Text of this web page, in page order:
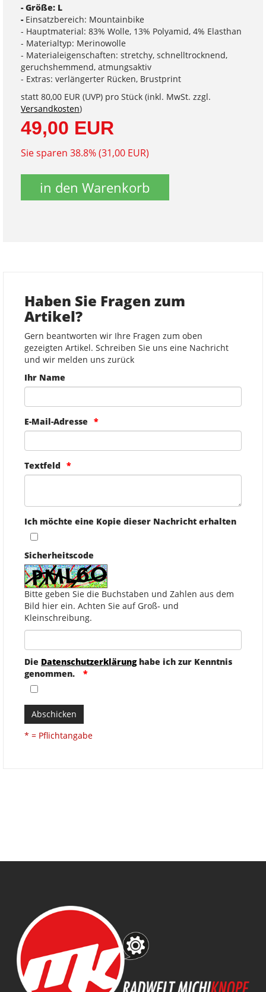
- Größe: L
- Einsatzbereich: Mountainbike
- Hauptmaterial: 83% Wolle, 13% Polyamid, 4% Elasthan
- Materialtyp: Merinowolle
- Materialeigenschaften: stretchy, schnelltrocknend,
geruchshemmend, atmungsaktiv
- Extras: verlängerter Rücken, Brustprint
statt 80,00 EUR (UVP) pro Stück (inkl. MwSt. zzgl.
Versandkosten)
49,00 EUR
Sie sparen 38.8% (31,00 EUR)
in den Warenkorb
Haben Sie Fragen zum
Artikel?
Gern beantworten wir Ihre Fragen zum oben
gezeigten Artikel. Schreiben Sie uns eine Nachricht
und wir melden uns zurück
Ihr Name
E-Mail-Adresse
Textfeld
Ich möchte eine Kopie dieser Nachricht erhalten
Sicherheitscode
Bitte geben Sie die Buchstaben und Zahlen aus dem
Bild hier ein. Achten Sie auf Groß- und
Kleinschreibung.
Die Datenschutzerklärunghabe ich zur Kenntnis
genommen.
Abschicken
* = Pflichtangabe